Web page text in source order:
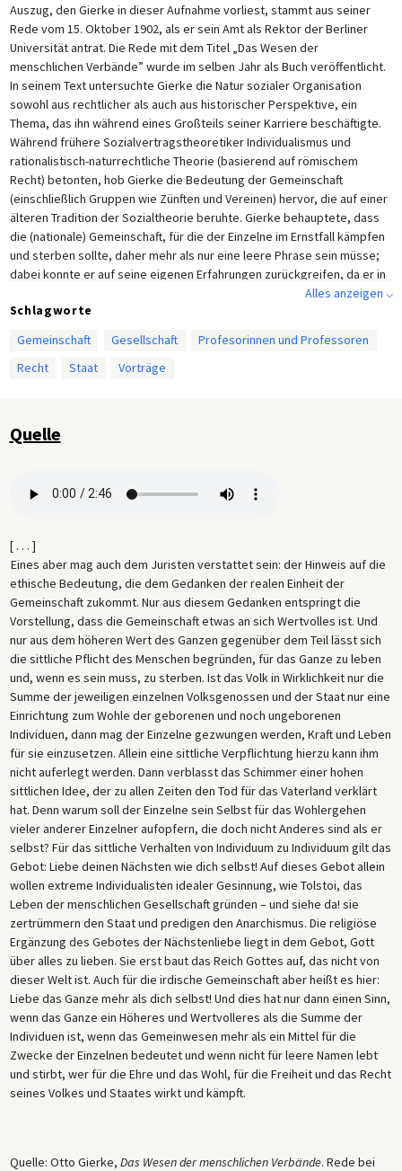
Auszug, den Gierke in dieser Aufnahme vorliest, stammt aus seiner
Rede vom 15. Oktober 1902, als er sein Amt als Rektor der Berliner
Universität antrat. Die Rede mit dem Titel „Das Wesen der
menschlichen Verbände” wurde im selben Jahr als Buch veröffentlicht.
In seinem Text untersuchte Gierke die Natur sozialer Organisation
sowohl aus rechtlicher als auch aus historischer Perspektive, ein
Thema, das ihn während eines Großteils seiner Karriere beschäftigte.
Während frühere Sozialvertragstheoretiker Individualismus und
rationalistisch-naturrechtliche Theorie (basierend auf römischem
Recht) betonten, hob Gierke die Bedeutung der Gemeinschaft
(einschließlich Gruppen wie Zünften und Vereinen) hervor, die auf einer
älteren Tradition der Sozialtheorie beruhte. Gierke behauptete, dass
die (nationale) Gemeinschaft, für die der Einzelne im Ernstfall kämpfen
und sterben sollte, daher mehr als nur eine leere Phrase sein müsse;
dabei konnte er auf seine eigenen Erfahrungen zurückgreifen, da er in
den Kriegen gegen Österreich (1866) und Frankreich (1870/71)
gekämpft hatte, die zur Gründung des Deutschen Reiches führten.
Gierke blieb sowohl vor als auch während und nach dem Ersten
Weltkrieg ein überzeugter Nationalist.
Alles anzeigen ⌵
Schlagworte
Gemeinschaft
Gesellschaft
Profesorinnen und Professoren
Recht
Staat Vorträge
Quelle
[ . . . ]
Eines aber mag auch dem Juristen verstattet sein: der Hinweis auf die
ethische Bedeutung, die dem Gedanken der realen Einheit der
Gemeinschaft zukommt. Nur aus diesem Gedanken entspringt die
Vorstellung, dass die Gemeinschaft etwas an sich Wertvolles ist. Und
nur aus dem höheren Wert des Ganzen gegenüber dem Teil lässt sich
die sittliche Pflicht des Menschen begründen, für das Ganze zu leben
und, wenn es sein muss, zu sterben. Ist das Volk in Wirklichkeit nur die
Summe der jeweiligen einzelnen Volksgenossen und der Staat nur eine
Einrichtung zum Wohle der geborenen und noch ungeborenen
Individuen, dann mag der Einzelne gezwungen werden, Kraft und Leben
für sie einzusetzen. Allein eine sittliche Verpflichtung hierzu kann ihm
nicht auferlegt werden. Dann verblasst das Schimmer einer hohen
sittlichen Idee, der zu allen Zeiten den Tod für das Vaterland verklärt
hat. Denn warum soll der Einzelne sein Selbst für das Wohlergehen
vieler anderer Einzelner aufopfern, die doch nicht Anderes sind als er
selbst? Für das sittliche Verhalten von Individuum zu Individuum gilt das
Gebot: Liebe deinen Nächsten wie dich selbst! Auf dieses Gebot allein
wollen extreme Individualisten idealer Gesinnung, wie Tolstoi, das
Leben der menschlichen Gesellschaft gründen – und siehe da! sie
zertrümmern den Staat und predigen den Anarchismus. Die religiöse
Ergänzung des Gebotes der Nächstenliebe liegt in dem Gebot, Gott
über alles zu lieben. Sie erst baut das Reich Gottes auf, das nicht von
dieser Welt ist. Auch für die irdische Gemeinschaft aber heißt es hier:
Liebe das Ganze mehr als dich selbst! Und dies hat nur dann einen Sinn,
wenn das Ganze ein Höheres und Wertvolleres als die Summe der
Individuen ist, wenn das Gemeinwesen mehr als ein Mittel für die
Zwecke der Einzelnen bedeutet und wenn nicht für leere Namen lebt
und stirbt, wer für die Ehre und das Wohl, für die Freiheit und das Recht
seines Volkes und Staates wirkt und kämpft.
Quelle: Otto Gierke, Das Wesen der menschlichen Verbände. Rede bei